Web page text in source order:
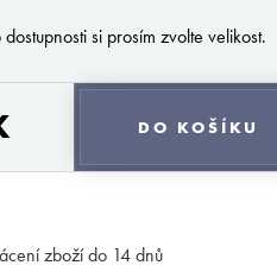
si prosím zvolte velikost.
DO KOŠÍKU
zboží do 14 dnů